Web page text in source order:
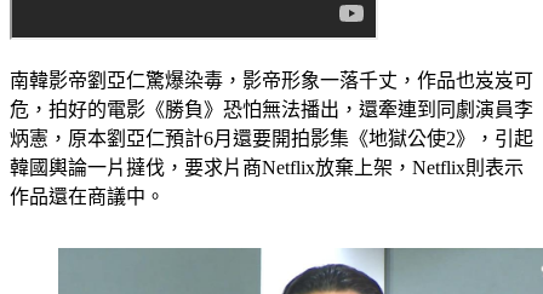
南韓影帝劉亞仁驚爆染毒，影帝形象一落千丈，作品也岌岌可
危，拍好的電影《勝負》恐怕無法播出，還牽連到同劇演員李
炳憲，原本劉亞仁預計6月還要開拍影集《地獄公使2》，引起
韓國輿論一片撻伐，要求片商Netflix放棄上架，Netflix則表示